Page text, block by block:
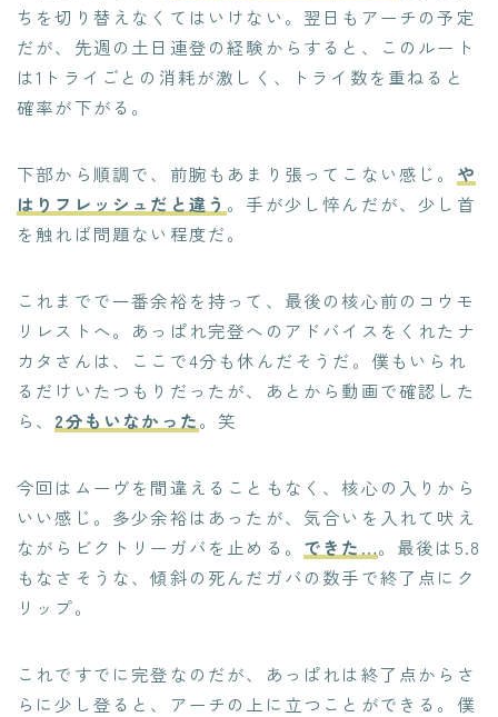
ちを切り替えなくてはいけない。翌日もアーチの予定
だが、先週の土日連登の経験からすると、このルート
は1トライごとの消耗が激しく、トライ数を重ねると
確率が下がる。
下部から順調で、前腕もあまり張ってこない感じ。 や
はりフレッシュだと違う 。手が少し悴んだが、少し首
を触れば問題ない程度だ。
これまでで一番余裕を持って、最後の核心前のコウモ
リレストへ。あっぱれ完登へのアドバイスをくれたナ
カタさんは、ここで4分も休んだそうだ。僕もいられ
るだけいたつもりだったが、あとから動画で確認した
ら、 2分もいなかった。笑
今回はムーヴを間違えることもなく、核心の入りから
いい感じ。多少余裕はあったが、気合いを入れて吠え
ながらビクトリーガバを止める。 できた…。最後は5.8
もなさそうな、傾斜の死んだガバの数手で終了点にク
リップ。
これですでに完登なのだが、あっぱれは終了点からさ
らに少し登ると、アーチの上に立つことができる。僕